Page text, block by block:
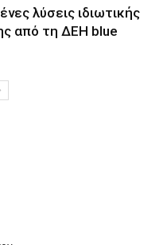
λύσεις ιδιωτικής
από τη ΔΕΗ blue